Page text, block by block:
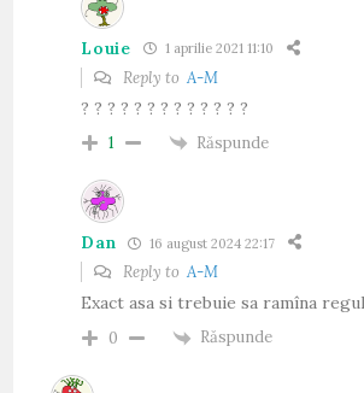
Louie 1 aprilie 2021 11:10
Reply toA-M
? ? ? ? ? ? ? ? ? ? ? ? ?
1 Răspunde
Dan 16 august 2024 22:17
Reply toA-M
Exact asa si trebuie sa ramîna
0 Răspunde